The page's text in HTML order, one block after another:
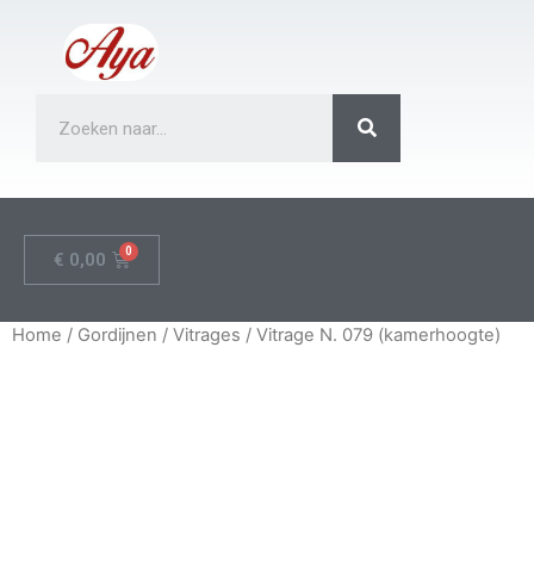
€ 0,00
Home / Gordijnen / Vitrages / Vitrage N. 079 (kamerhoogte)